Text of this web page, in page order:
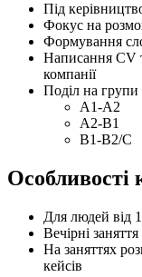
Під
Фокус на
Формування
Написання СV
компанії
Поділ на групи
A1-A2
A2-B1
B1-B2/C
Особливості
Для людей від
Вечірні заняття
На заняттях
кейсів